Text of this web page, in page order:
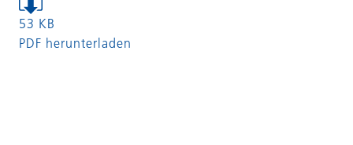
53 KB
PDF herunterladen